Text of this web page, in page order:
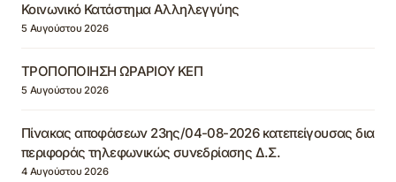
Κοινωνικό Κατάστημα Αλληλεγγύης
5 Αυγούστου 2026
ΤΡΟΠΟΠΟΙΗΣΗ ΩΡΑΡΙΟΥ ΚΕΠ
5 Αυγούστου 2026
Πίνακας αποφάσεων 23ης/04-08-2026 κατεπείγουσας δια
περιφοράς τηλεφωνικώς συνεδρίασης Δ.Σ.
4 Αυγούστου 2026